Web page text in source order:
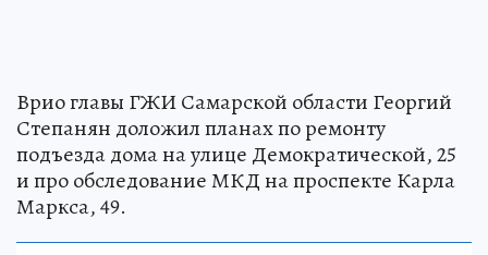
Врио главы ГЖИ Самарской области Георгий
Степанян доложил планах по ремонту
подъезда дома на улице Демократической, 25
и про обследование МКД на проспекте Карла
Маркса, 49.